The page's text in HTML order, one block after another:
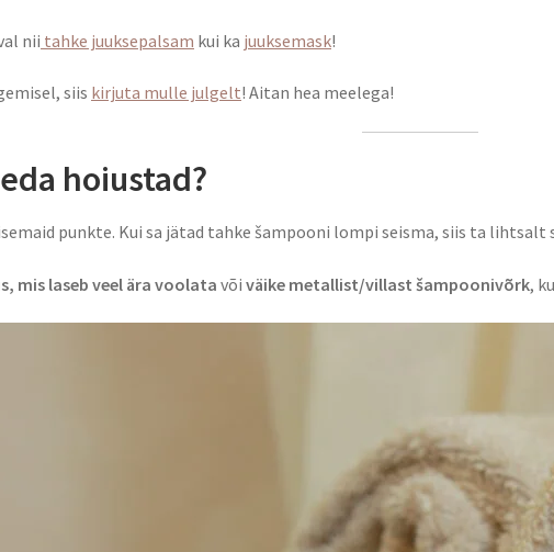
nii tahke juuksepalsam kui ka juuksemask!
siis kirjuta mulle julgelt! Aitan hea meelega!
hoiustad?
punkte. Kui sa jätad tahke šampooni lompi seisma, siis ta lihtsalt
mis laseb veel ära voolata võiväike metallist/villast šampoonivõrk,